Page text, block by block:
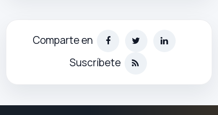
Comparte en
Suscríbete